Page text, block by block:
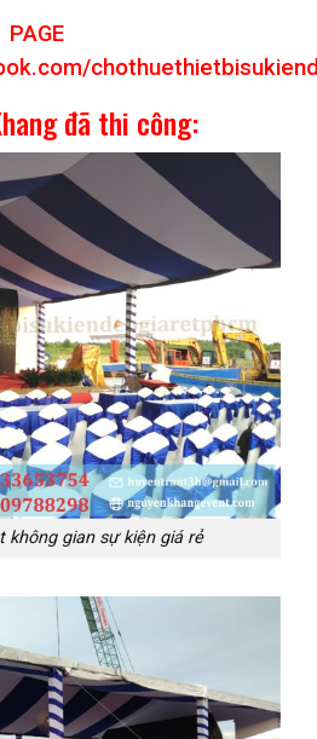
PAGE
đã thi công:
không gian sự kiện giá rẻ